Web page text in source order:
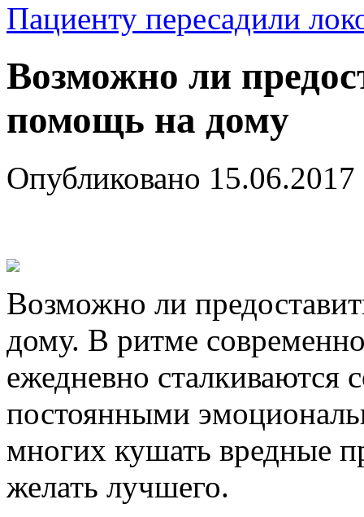
Пациенту пересадили
Возможно ли
помощь на дому
Опубликовано 15.06.2017
Возможно ли
дому. В ритме
ежедневно сталкиваются
постоянными
многих кушать вредные
желать лучшего.